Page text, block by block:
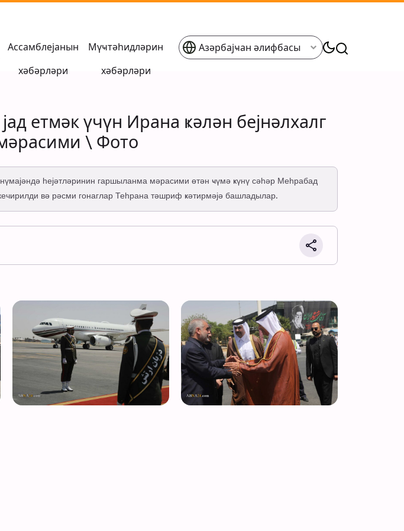
Ассамблејанын
хәбәрләри
Мүҹтәһидләрин
хәбәрләри
Азәрбајҹан әлифбасы
етмәк үчүн Ирана ҝәлән бејнәлхалг
\ Фото
һејәтләринин гаршыланма мәрасими өтән ҹүмә ҝүнү сәһәр Меһрабад
вә рәсми гонаглар Теһрана тәшриф ҝәтирмәјә башладылар.